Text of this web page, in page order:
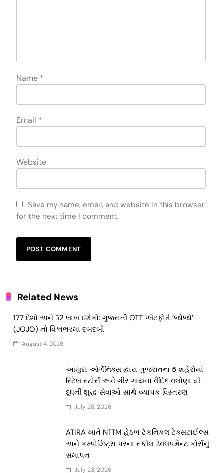
Name *
Email *
Website
Save my name, email, and website in this browser
for the next time I comment.
Related News
177 દેશો અને 52 લાખ દર્શકો: ગુજરાતી OTT પ્લેટફોર્મ ‘જોજો’
(JOJO) નો વિશ્વભરમાં દબદબો
August 4, 2026
આયુદા ઓર્ગેનિક્સ દ્વારા ગુજરાતના 5 શહેરોમાં
રિટેલ સ્ટોર્સ અને ગીર ગાયના વૈદિક વલોણા ઘી-
દૂધની શુદ્ધ સેવાઓ સાથે વ્યાપક વિસ્તરણ
July 28, 2026
ATIRA ખાતે NTTM હેઠળ ટેકનિકલ ટેક્સટાઈલ્સ
અને કમ્પોઝિટ્સ પરના સ્કીલ ડેવલપમેન્ટ કોર્સનું
સમાપન
July 23, 2026